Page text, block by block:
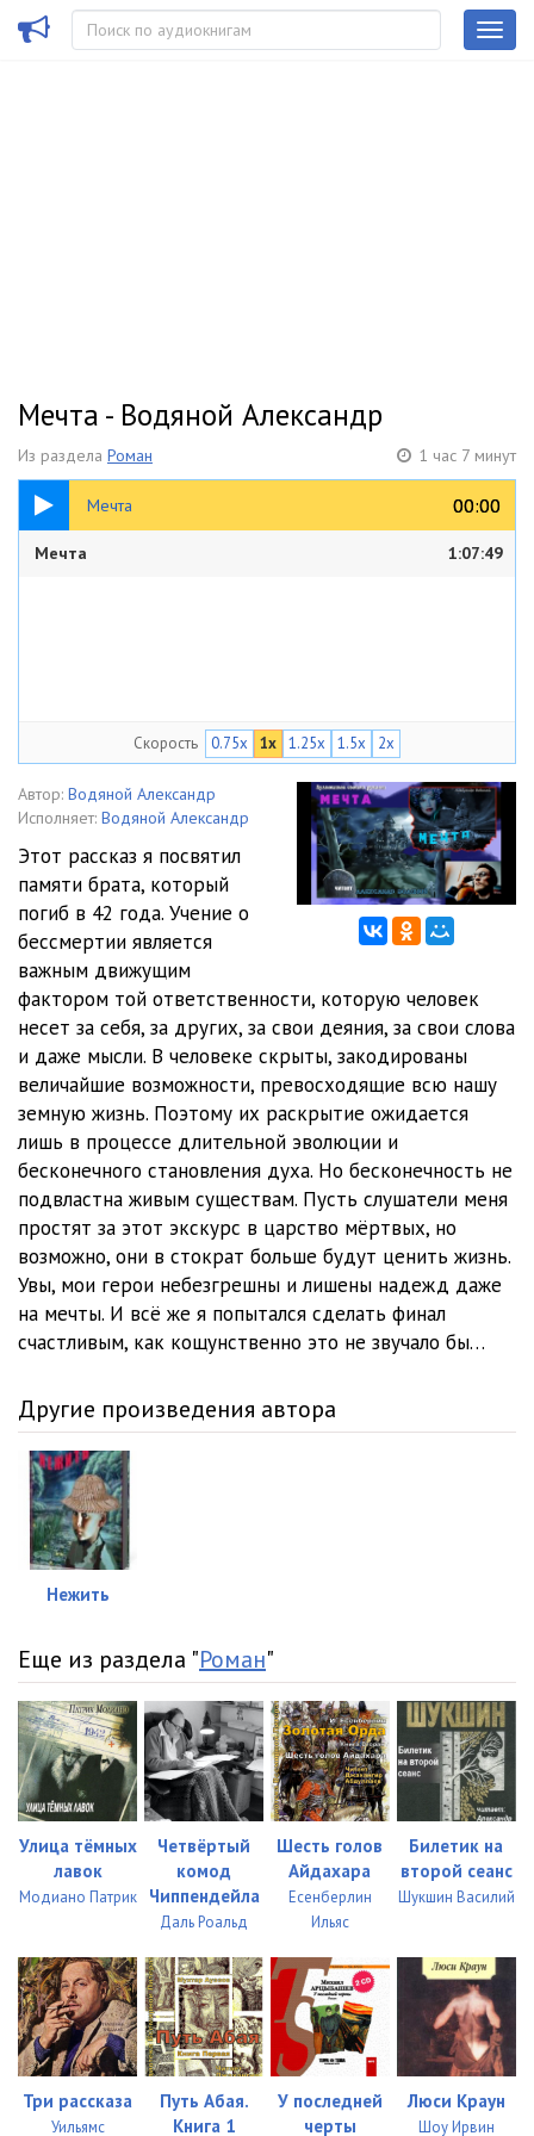
Мечта - Водяной Александр
Из раздела Роман 1 час 7 минут
Мечта 00:00
00:00
1:07:49
Мечта 1:07:49
Скорость 0.75x 1x 1.25x 1.5x 2x
Автор: Водяной Александр
Исполняет: Водяной Александр
Этот рассказ я посвятил
памяти брата, который
погиб в 42 года. Учение о
бессмертии является
важным движущим
фактором той ответственности, которую человек
несет за себя, за других, за свои деяния, за свои слова
и даже мысли. В человеке скрыты, закодированы
величайшие возможности, превосходящие всю нашу
земную жизнь. Поэтому их раскрытие ожидается
лишь в процессе длительной эволюции и
бесконечного становления духа. Но бесконечность не
подвластна живым существам. Пусть слушатели меня
простят за этот экскурс в царство мёртвых, но
возможно, они в стократ больше будут ценить жизнь.
Увы, мои герои небезгрешны и лишены надежд даже
на мечты. И всё же я попытался сделать финал
счастливым, как кощунственно это не звучало бы…
Другие произведения автора
Нежить
Еще из раздела "Роман"
Улица тёмных
лавок
Модиано Патрик
Четвёртый
комод
Чиппендейла
Даль Роальд
Шесть голов
Айдахара
Есенберлин
Ильяс
Билетик на
второй сеанс
Шукшин Василий
Три рассказа
Уильямс
Путь Абая.
Книга 1
У последней
черты
Люси Краун
Шоу Ирвин